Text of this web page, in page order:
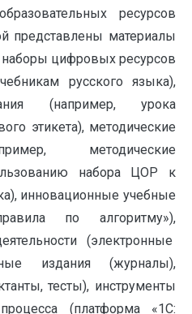
ресурсов
представлены материалы
наборы цифровых ресурсов
русского языка),
(например, урока
этикета), методические
методические
набора ЦОР к
инновационные учебные
по алгоритму»),
(электронные
издания (журналы),
тесты), инструменты
(платформа «1С: